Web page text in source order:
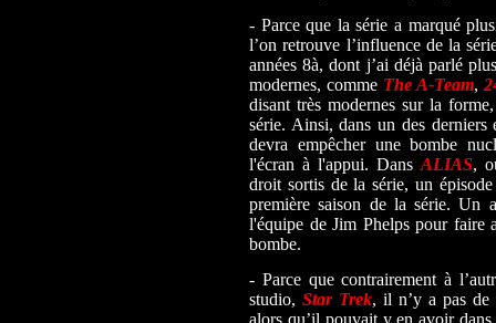
- Parce que la série a marqué
l’on retrouve l’influence de la
années 8à, dont j’ai déjà parlé
modernes, comme The A-Team,
disant très modernes sur la
série. Ainsi, dans un des derniers
devra empêcher une bombe
l'écran à l'appui. Dans ALIAS,
droit sortis de la série, un
première saison de la série. Un
l'équipe de Jim Phelps pour faire
bombe.
- Parce que contrairement à
studio, Star Trek, il n’y a pas de
alors qu’il pouvait y en avoir